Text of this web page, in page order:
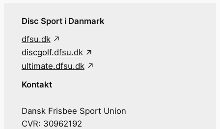
Disc Sport i Danmark
dfsu.dk
discgolf.dfsu.dk
ultimate.dfsu.dk
Kontakt
Dansk Frisbee Sport Union
CVR: 30962192